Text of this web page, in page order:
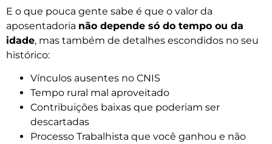
E o que pouca gente sabe é que o valor da
aposentadoria não depende só do tempo ou da
idade, mas também de detalhes escondidos no seu
histórico:
Vínculos ausentes no CNIS
Tempo rural mal aproveitado
Contribuições baixas que poderiam ser
descartadas
Processo Trabalhista que você ganhou e não